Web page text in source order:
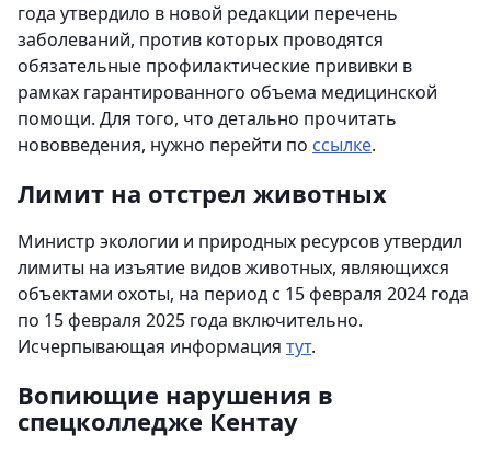
года утвердило в новой редакции перечень
заболеваний, против которых проводятся
обязательные профилактические прививки в
рамках гарантированного объема медицинской
помощи. Для того, что детально прочитать
нововведения, нужно перейти по ссылке.
Лимит на отстрел животных
Министр экологии и природных ресурсов утвердил
лимиты на изъятие видов животных, являющихся
объектами охоты, на период с 15 февраля 2024 года
по 15 февраля 2025 года включительно.
Исчерпывающая информация тут.
Вопиющие нарушения в
спецколледже Кентау